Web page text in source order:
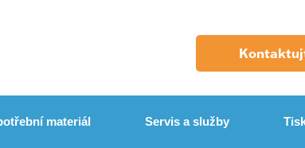
materiál Servis a služby